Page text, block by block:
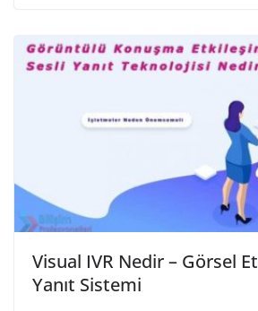
Visual IVR Nedir – Görsel
Yanıt Sistemi